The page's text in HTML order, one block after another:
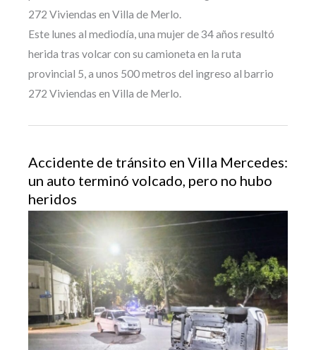
272 Viviendas en Villa de Merlo.
Este lunes al mediodía, una mujer de 34 años resultó
herida tras volcar con su camioneta en la ruta
provincial 5, a unos 500 metros del ingreso al barrio
272 Viviendas en Villa de Merlo.
Accidente de tránsito en Villa Mercedes:
un auto terminó volcado, pero no hubo
heridos